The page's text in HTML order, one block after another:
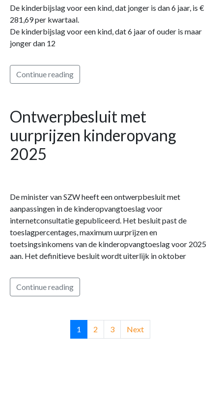
De kinderbijslag voor een kind, dat jonger is dan 6 jaar, is €
281,69 per kwartaal.
De kinderbijslag voor een kind, dat 6 jaar of ouder is maar
jonger dan 12
Continue reading
Ontwerpbesluit met
uurprijzen kinderopvang
2025
De minister van SZW heeft een ontwerpbesluit met
aanpassingen in de kinderopvangtoeslag voor
internetconsultatie gepubliceerd. Het besluit past de
toeslagpercentages, maximum uurprijzen en
toetsingsinkomens van de kinderopvangtoeslag voor 2025
aan. Het definitieve besluit wordt uiterlijk in oktober
Continue reading
1 2 3 Next